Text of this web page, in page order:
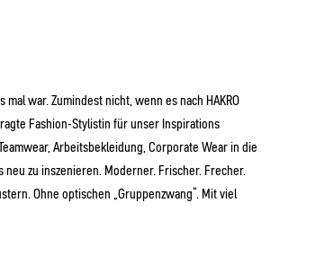
war. Zumindest nicht, wenn es nach HAKRO
Fashion-Stylistin für unser Inspirations
Arbeitsbekleidung, Corporate Wear in die
zu inszenieren. Moderner. Frischer. Frecher.
Ohne optischen „Gruppenzwang“. Mit viel